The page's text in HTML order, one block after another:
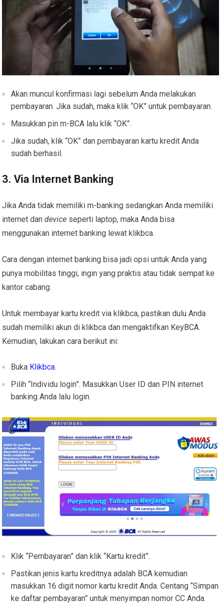
Akan muncul konfirmasi lagi sebelum Anda melakukan
pembayaran. Jika sudah, maka klik “OK” untuk pembayaran.
Masukkan pin m-BCA lalu klik “OK”.
Jika sudah, klik “OK” dan pembayaran kartu kredit Anda
sudah berhasil.
3. Via Internet Banking
Jika Anda tidak memiliki m-banking sedangkan Anda memiliki
internet dandevice seperti laptop, maka Anda bisa
menggunakan internet banking lewat klikbca.
Cara dengan internet banking bisa jadi opsi untuk Anda yang
punya mobilitas tinggi, ingin yang praktis atau tidak sempat ke
kantor cabang.
Untuk membayar kartu kredit via klikbca, pastikan dulu Anda
sudah memiliki akun di klikbca dan mengaktifkan KeyBCA.
Kemudian, lakukan cara berikut ini:
Buka Klikbca.
Pilih “Individu login”. Masukkan User ID dan PIN internet
banking Anda lalu login.
Klik “Pembayaran” dan klik “Kartu kredit”.
Pastikan jenis kartu kreditnya adalah BCA kemudian
masukkan 16 digit nomor kartu kredit Anda. Centang “Simpan
ke daftar pembayaran” untuk menyimpan nomor CC Anda.